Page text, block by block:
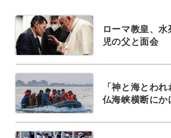
ローマ教皇、
児の父と面会
「神と海とわ
仏海峡横断にか